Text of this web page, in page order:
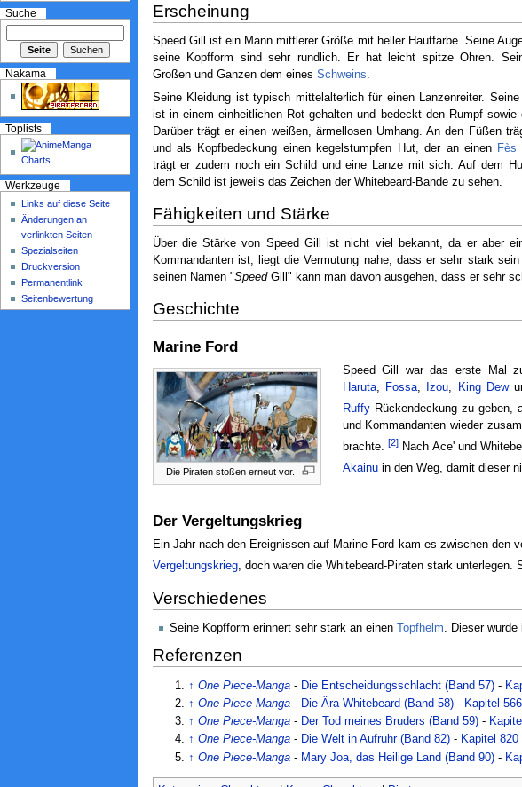
Erscheinung
Speed Gill ist ein Mann mittlerer Größe mit heller Hautfarbe. Seine
seine Kopfform sind sehr rundlich. Er hat leicht spitze Ohren.
Großen und Ganzen dem eines Schweins.
Seine Kleidung ist typisch mittelalterlich für einen Lanzenreiter.
ist in einem einheitlichen Rot gehalten und bedeckt den Rumpf sowie
Darüber trägt er einen weißen, ärmellosen Umhang. An den Füßen
und als Kopfbedeckung einen kegelstumpfen Hut, der an einen Fès
trägt er zudem noch ein Schild und eine Lanze mit sich. Auf dem
dem Schild ist jeweils das Zeichen der Whitebeard-Bande zu sehen.
Fähigkeiten und Stärke
Über die Stärke von Speed Gill ist nicht viel bekannt, da er aber
Kommandanten ist, liegt die Vermutung nahe, dass er sehr stark
seinen Namen "SpeedGill" kann man davon ausgehen, dass er sehr
Geschichte
Marine Ford
Die Piraten stoßen erneut vor.
Speed Gill war das erste Mal
Haruta, Fossa, Izou, King Dew
RuffyRückendeckung zu geben,
und Kommandanten wieder
brachte.[2] Nach Ace' und
Akainuin den Weg, damit dieser
Der Vergeltungskrieg
Ein Jahr nach den Ereignissen auf Marine Ford kam es zwischen den
Vergeltungskrieg, doch waren die Whitebeard-Piraten stark
Verschiedenes
Seine Kopfform erinnert sehr stark an einen Topfhelm. Dieser
Referenzen
↑ One Piece-Manga - Die Entscheidungsschlacht (Band 57) -
↑ One Piece-Manga - Die Ära Whitebeard (Band 58) - Kapitel 566
↑ One Piece-Manga - Der Tod meines Bruders (Band 59) -
↑ One Piece-Manga - Die Welt in Aufruhr (Band 82) - Kapitel 820
↑ One Piece-Manga - Mary Joa, das Heilige Land (Band 90) -
Suche
Nakama
Toplists
Werkzeuge
Links auf diese Seite
Änderungen an
verlinkten Seiten
Spezialseiten
Druckversion
Permanentlink
Seitenbewertung